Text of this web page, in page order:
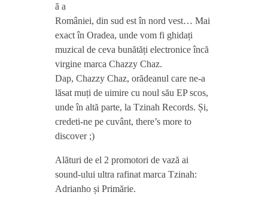
T
z
i
n
a
h
ă a
României, din sud est în nord vest… Mai
exact în Oradea, unde vom fi ghidați
muzical de ceva bunătăți electronice încă
virgine marca Chazzy Chaz.
Dap, Chazzy Chaz, orădeanul care ne-a
lăsat muți de uimire cu noul său EP scos,
unde în altă parte, la Tzinah Records. Și,
credeti-ne pe cuvânt, there’s more to
discover ;)
Alături de el 2 promotori de vază ai
sound-ului ultra rafinat marca Tzinah:
Adrianho și Primărie.